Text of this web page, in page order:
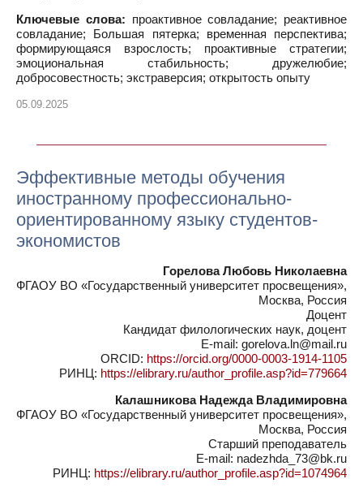
Ключевые слова: проактивное совладание; реактивное
совладание; Большая пятерка; временная перспектива;
формирующаяся взрослость; проактивные стратегии;
эмоциональная стабильность; дружелюбие;
добросовестность; экстраверсия; открытость опыту
05.09.2025
Эффективные методы обучения
иностранному профессионально-
ориентированному языку студентов-
экономистов
Горелова Любовь Николаевна
ФГАОУ ВО «Государственный университет просвещения»,
Москва, Россия
Доцент
Кандидат филологических наук, доцент
E-mail: gorelova.ln@mail.ru
ORCID: https://orcid.org/0000-0003-1914-1105
РИНЦ: https://elibrary.ru/author_profile.asp?id=779664
Калашникова Надежда Владимировна
ФГАОУ ВО «Государственный университет просвещения»,
Москва, Россия
Старший преподаватель
E-mail: nadezhda_73@bk.ru
РИНЦ: https://elibrary.ru/author_profile.asp?id=1074964